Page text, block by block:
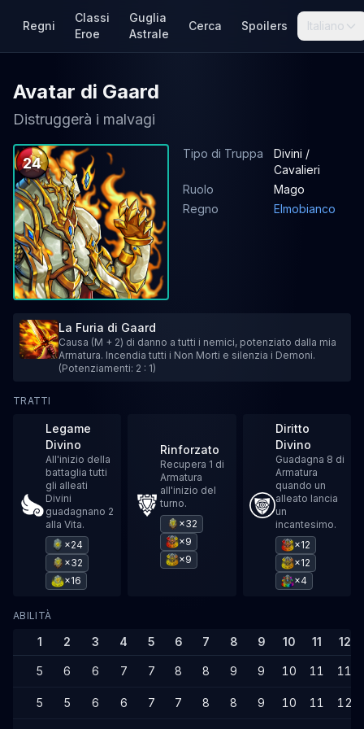
Regni
Classi
Eroe
Guglia
Astrale
Cerca Spoilers Italiano
Avatar di Gaard
Distruggerà i malvagi
24
Tipo di Truppa
Divini /
Cavalieri
Ruolo
Mago
Regno
Elmobianco
La Furia di Gaard
Causa (M + 2) di danno a tutti i nemici, potenziato dalla mia
Armatura. Incendia tutti i Non Morti e silenzia i Demoni.
(Potenziamenti: 2 : 1)
TRATTI
Legame
Divino
All'inizio della
battaglia tutti
gli alleati
Divini
guadagnano 2
alla Vita.
×24
×32
×16
Rinforzato
Recupera 1 di
Armatura
all'inizio del
turno.
×32
×9
×9
Diritto
Divino
Guadagna 8 di
Armatura
quando un
alleato lancia
un
incantesimo.
×12
×12
×4
ABILITÀ
1 2 3 4 5 6 7 8 9 10 11 12
5 6 6 7 7 8 8 9 9 10 11 11
5 5 6 6 7 7 8 8 9 10 11 12